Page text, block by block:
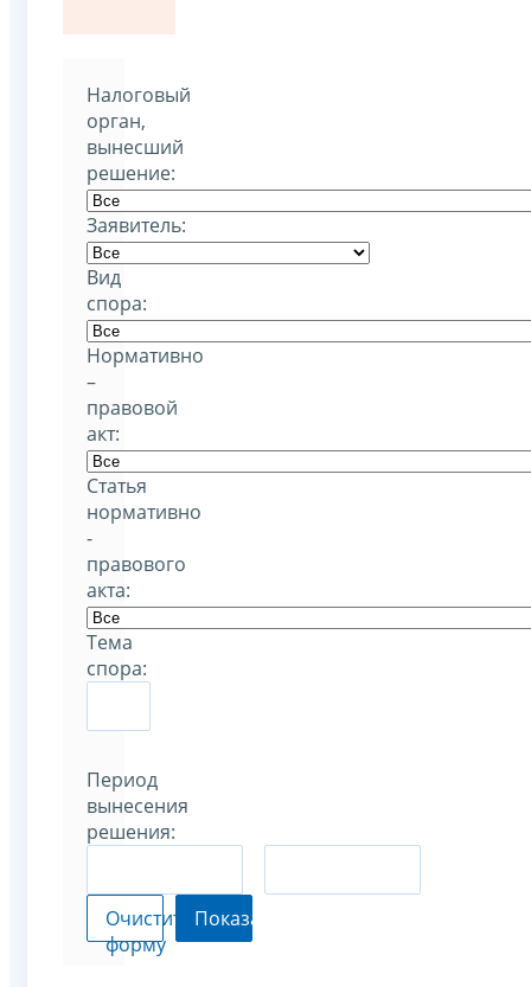
Налоговый
орган,
вынесший
решение:
Заявитель:
Вид
спора:
Нормативно
–
правовой
акт:
Статья
нормативно
-
правового
акта:
Тема
спора:
Период
вынесения
решения:
Очистить
форму
Показать